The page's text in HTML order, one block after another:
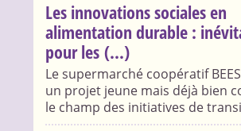
Les innovations sociales en
alimentation durable :
pour les (...)
Le supermarché coopératif
un projet jeune mais déjà bien
le champ des initiatives de